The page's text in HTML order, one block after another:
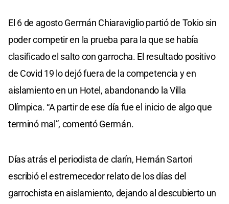
El 6 de agosto Germán Chiaraviglio partió de Tokio sin
poder competir en la prueba para la que se había
clasificado el salto con garrocha. El resultado positivo
de Covid 19 lo dejó fuera de la competencia y en
aislamiento en un Hotel, abandonando la Villa
Olímpica. “A partir de ese día fue el inicio de algo que
terminó mal”, comentó Germán.
Días atrás el periodista de clarín, Hernán Sartori
escribió el estremecedor relato de los días del
garrochista en aislamiento, dejando al descubierto un